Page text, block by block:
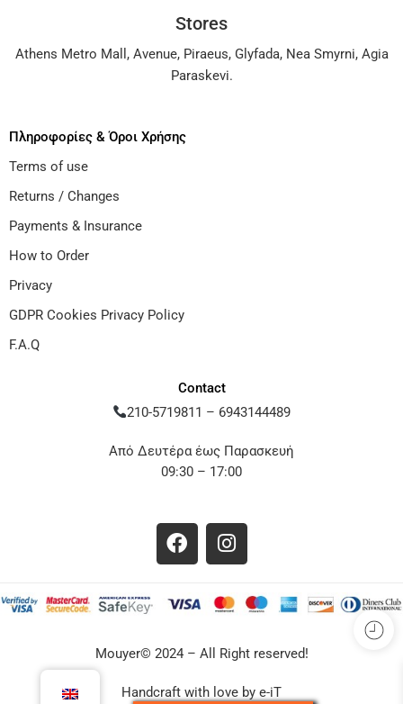
Stores
Athens Metro Mall , Avenue, Piraeus, Glyfada, Nea Smyrni, Agia
Paraskevi.
Πληροφορίες & Όροι Χρήσης
Terms of use
Returns / Changes
Payments & Insurance
How to Order
Privacy
GDPR Cookies Privacy Policy
F.A.Q
Contact
210-5719811 – 6943144489
Από Δευτέρα έως Παρασκευή
09:30 – 17:00
Mouyer© 2024 – All Right reserved!
Handcraft with love by e-iT